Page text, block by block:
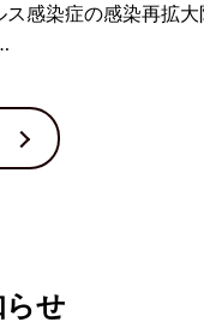
感染症の感染再拡
せ